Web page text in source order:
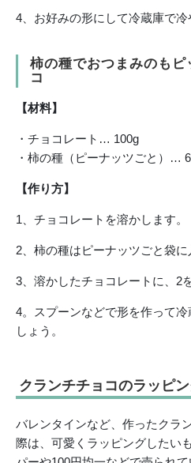
4、お好みの形にして冷蔵庫で冷
柿の種でおつまみのもピ
コ
【材料】
・チョコレート… 100g
・柿の種（ピーナッツごと）…
【作り方】
1、チョコレートを溶かします。
2、柿の種はピーナッツごと袋に
3、溶かしたチョコレートに、2
4。スプーンなどで形を作って
しょう。
クランチチョコのラッピ
バレンタインなど、作ったクラ
際は、可愛くラッピングしたい